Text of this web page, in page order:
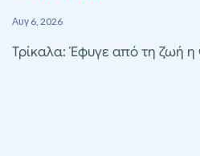
Αυγ 6, 2026
Τρίκαλα: Έφυγε από τη ζωή